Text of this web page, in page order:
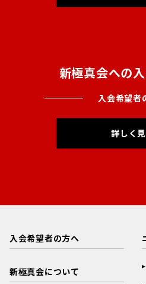
新極真会への
入会希望者
詳しく
入会希望者の方へ
新極真会について